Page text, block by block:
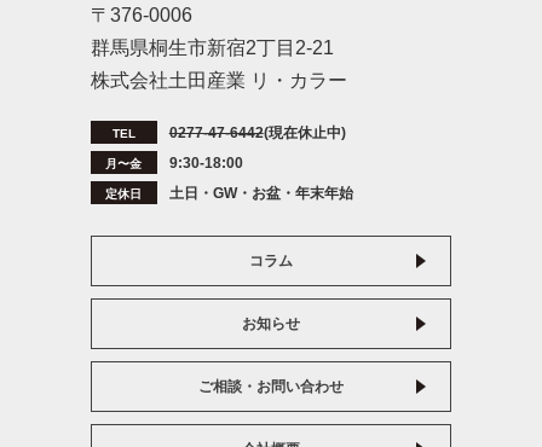
〒376-0006
群馬県桐生市新宿2丁目2-21
株式会社土田産業 リ・カラー
TEL 0277-47-6442(現在休止中)
月〜金 9:30-18:00
定休日 土日・GW・お盆・年末年始
コラム
お知らせ
ご相談・お問い合わせ